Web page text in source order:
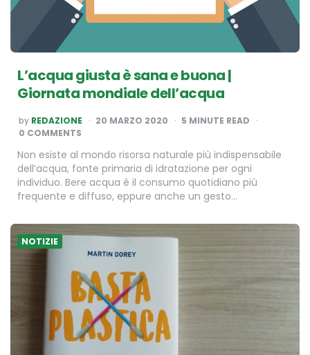
L’acqua giusta è sana e buona |
Giornata mondiale dell’acqua
POSTED
BY
by REDAZIONE 20 MARZO 2020 5 MINUTE READ
0 COMMENTS
Non esiste al mondo risorsa naturale più indispensabile
dell’acqua, fonte primaria di idratazione per ogni
individuo. Bere acqua è il consumo quotidiano più
frequente e diffuso, eppure anche un gesto…
NOTIZIE